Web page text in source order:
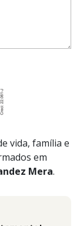
vida, família e
em
Mera.